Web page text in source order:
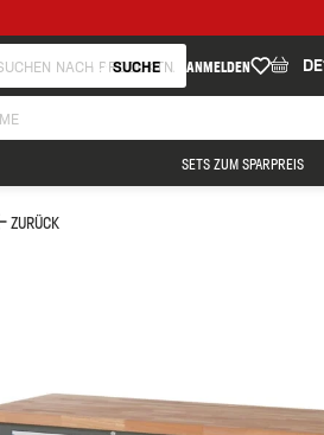
SUCHE ANMELDEN DE
SETS ZUM SPARPREIS
ZURÜCK